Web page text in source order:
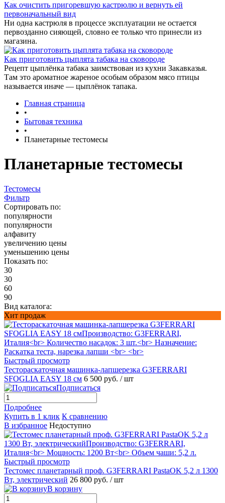
Как очистить пригоревшую кастрюлю и вернуть ей
первоначальный вид
Ни одна кастрюля в процессе эксплуатации не остается
первозданно сияющей, словно ее только что принесли из
магазина.
Как приготовить цыплята табака на сковороде
Рецепт цыплёнка табака заимствован из кухни Закавказья.
Там это ароматное жареное особым образом мясо птицы
называется иначе — цыплёнок тапака.
Главная страница
•
Бытовая техника
•
Планетарные тестомесы
Планетарные тестомесы
Тестомесы
Фильтр
Сортировать по:
популярности
популярности
алфавиту
увеличению цены
уменьшению цены
Показать по:
30
30
60
90
Вид каталога:
Хит продаж
Быстрый просмотр
Тестораскаточная машинка-лапшерезка G3FERRARI
SFOGLIA EASY 18 см 6 500 руб. / шт
Подписаться
Подробнее
Купить в 1 клик К сравнению
В избранное Недоступно
Быстрый просмотр
Тестомес планетарный проф. G3FERRARI PastaOK 5,2 л 1300
Вт, электрический 26 800 руб. / шт
В корзину